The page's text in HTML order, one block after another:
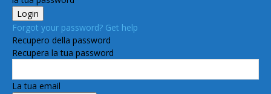
Forgot your password? Get help
Recupero della password
Recupera la tua password
La tua email